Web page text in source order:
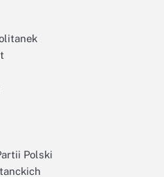
Polski